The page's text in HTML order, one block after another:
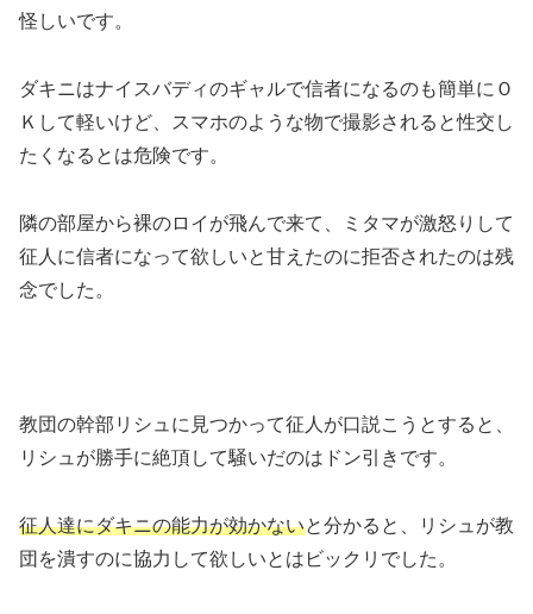
怪しいです。
ダキニはナイスバディのギャルで信者になるのも簡単にＯ
Ｋして軽いけど、スマホのような物で撮影されると性交し
たくなるとは危険です。
隣の部屋から裸のロイが飛んで来て、ミタマが激怒りして
征人に信者になって欲しいと甘えたのに拒否されたのは残
念でした。
教団の幹部リシュに見つかって征人が口説こうとすると、
リシュが勝手に絶頂して騒いだのはドン引きです。
征人達にダキニの能力が効かないと分かると、リシュが教
団を潰すのに協力して欲しいとはビックリでした。